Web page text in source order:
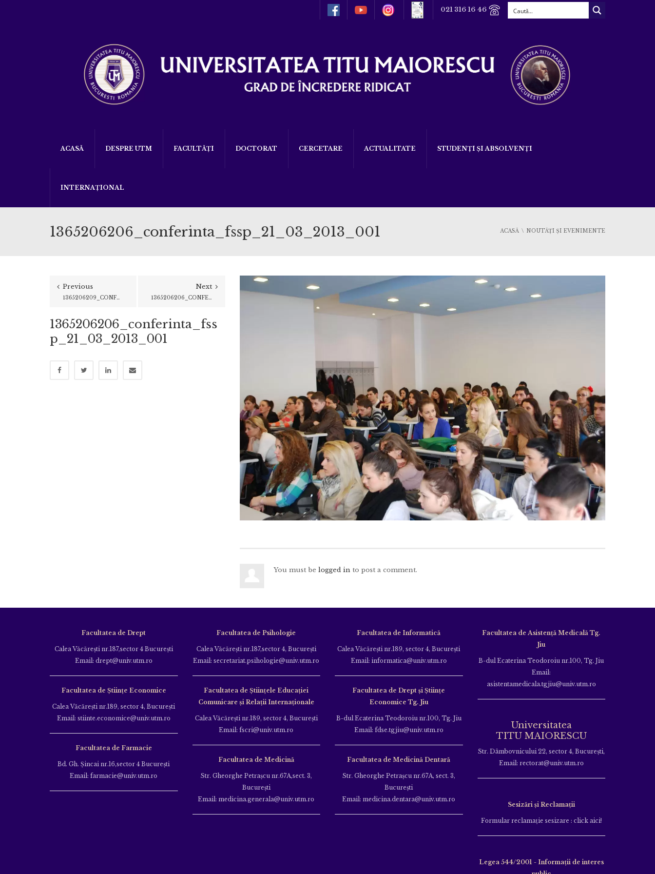
021 316 16 46
ACASĂ DESPRE UTM FACULTĂȚI DOCTORAT CERCETARE ACTUALITATE STUDENȚI ȘI ABSOLVENȚI
INTERNAȚIONAL
1365206206_conferinta_fssp_21_03_2013_001 ACASĂ NOUTĂȚI ȘI EVENIMENTE
You must be logged in to post a comment.
Previous
1365206209_CONFERINTA_FSSP_21_03_2013_009
Next
1365206206_CONFERINTA_FSSP_21_03_2013_002
1365206206_conferinta_fss
p_21_03_2013_001
Facultatea de Drept
Calea Văcăreşti nr.187,sector 4 Bucureşti
Email: drept@univ.utm.ro
Facultatea de Științe Economice
Calea Văcăreşti nr.189, sector 4, Bucureşti
Email: stiinte.economice@univ.utm.ro
Facultatea de Farmacie
Bd. Gh. Şincai nr.16,sector 4 Bucureşti
Email: farmacie@univ.utm.ro
Facultatea de Psihologie
Calea Văcăreşti nr.187,sector 4, Bucureşti
Email: secretariat.psihologie@univ.utm.ro
Facultatea de Ştiinţele Educației
Comunicare și Relații Internaționale
Calea Văcăreşti nr.189, sector 4, Bucureşti
Email: fscri@univ.utm.ro
Facultatea de Medicină
Str. Gheorghe Petraşcu nr.67A,sect. 3,
Bucureşti
Email: medicina.generala@univ.utm.ro
Facultatea de Informatică
Calea Văcăreşti nr.189, sector 4, Bucureşti
Email: informatica@univ.utm.ro
Facultatea de Drept și Științe
Economice Tg. Jiu
B-dul Ecaterina Teodoroiu nr.100, Tg. Jiu
Email: fdse.tgjiu@univ.utm.ro
Facultatea de Medicină Dentară
Str. Gheorghe Petraşcu nr.67A, sect. 3,
Bucureşti
Email: medicina.dentara@univ.utm.ro
Facultatea de Asistență Medicală Tg.
Jiu
B-dul Ecaterina Teodoroiu nr.100, Tg. Jiu
Email:
asistentamedicala.tgjiu@univ.utm.ro
Universitatea
TITU MAIORESCU
Str. Dâmbovnicului 22, sector 4, București,
Email: rectorat@univ.utm.ro
Sesizări și Reclamații
Formular reclamație sesizare : click aici!
Legea 544/2001 - Informații de interes